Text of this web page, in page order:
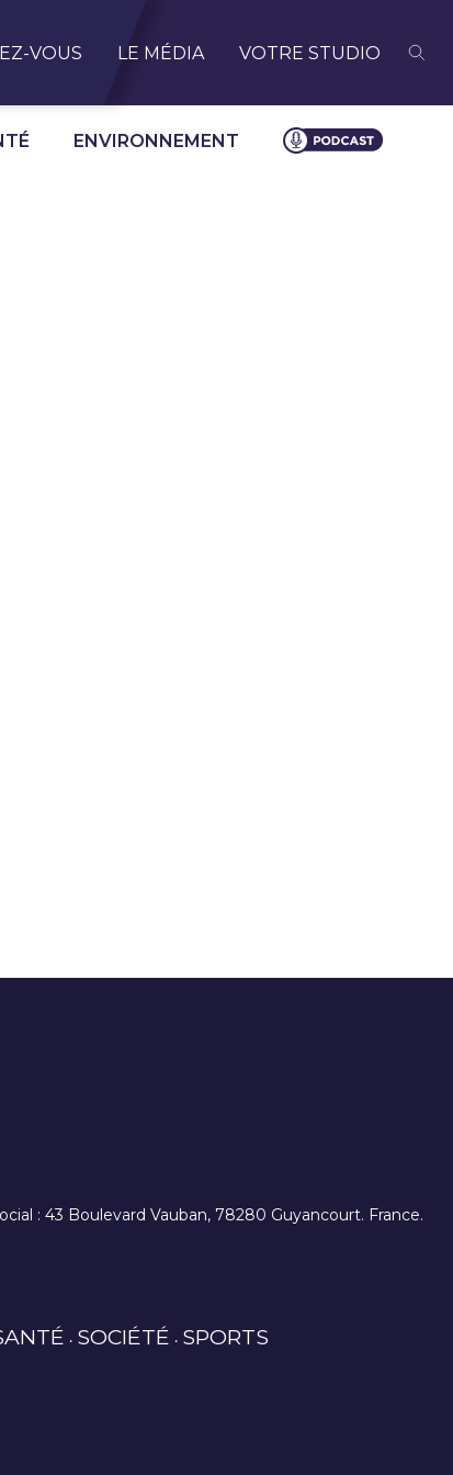
VOUS LE MÉDIA VOTRE STUDIO
ENVIRONNEMENT
: 43 Boulevard Vauban, 78280 Guyancourt. France.
SOCIÉTÉ SPORTS